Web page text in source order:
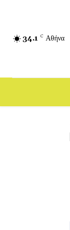
34.1 C Αθήνα